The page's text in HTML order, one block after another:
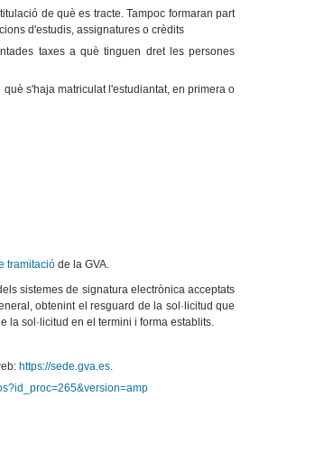
de què es tracte. Tampoc formaran part
d'estudis, assignatures o crèdits
taxes a què tinguen dret les persones
s'haja matriculat l'estudiantat, en primera o
tramitacióde la GVA.
sistemes de signatura electrònica acceptats
obtenint el resguard de la sol·licitud que
la sol·licitud en el termini i forma establits.
https://sede.gva.es.